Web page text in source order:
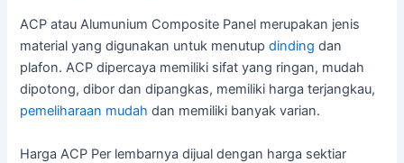
ACP atau Alumunium Composite Panel merupakan jenis
material yang digunakan untuk menutupdinding dan
plafon. ACP dipercaya memiliki sifat yang ringan, mudah
dipotong, dibor dan dipangkas, memiliki harga terjangkau,
pemeliharaan mudah dan memiliki banyak varian.
Harga ACP Per lembarnya dijual dengan harga sektiar